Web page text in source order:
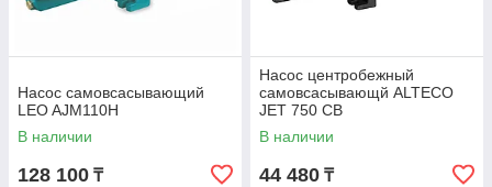
Насос самовсасывающий
LEO AJM110H
В наличии
128 100 ₸
Насос центробежный
самовсасывающй ALTECO
JET 750 CB
В наличии
44 480 ₸